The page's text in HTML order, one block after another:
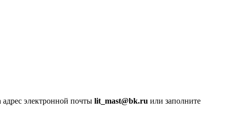
электронной почты lit_mast@bk.ru или заполните